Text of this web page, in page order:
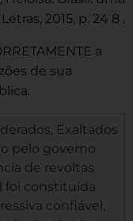
2015, p. 24 8 .
a
de sua
Exaltados
pelo governo
de revoltas
foi constituída
confiável,